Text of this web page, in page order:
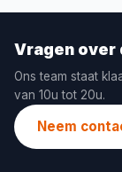
Vragen over
Ons team staat
van 10u tot 20u.
Neem